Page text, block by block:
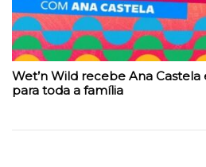
Wet’n Wild recebe Ana
para toda a família